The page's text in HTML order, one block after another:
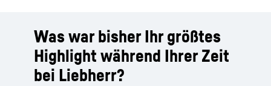
Was war bisher Ihr größtes
Highlight während Ihrer Zeit
bei Liebherr?